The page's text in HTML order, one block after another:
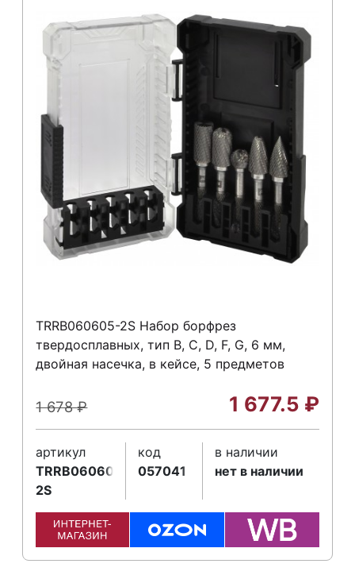
TRRB060605-2S Набор борфрез
твердосплавных, тип B, C, D, F, G, 6 мм,
двойная насечка, в кейсе, 5 предметов
1 678₽ 1 677.5 ₽
артикул
TRRB060605-
2S
код
057041
в наличии
нет в наличии